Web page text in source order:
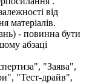
від
матеріалів.
- повинна бути
абзаці
"Заява",
"Тест-драйв",